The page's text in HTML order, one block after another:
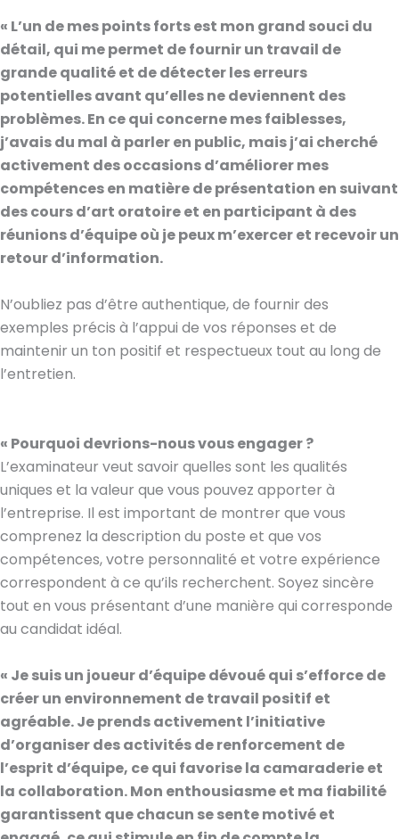
« L’un de mes points forts est mon grand souci du
détail, qui me permet de fournir un travail de
grande qualité et de détecter les erreurs
potentielles avant qu’elles ne deviennent des
problèmes. En ce qui concerne mes faiblesses,
j’avais du mal à parler en public, mais j’ai cherché
activement des occasions d’améliorer mes
compétences en matière de présentation en suivant
des cours d’art oratoire et en participant à des
réunions d’équipe où je peux m’exercer et recevoir un
retour d’information.
N’oubliez pas d’être authentique, de fournir des
exemples précis à l’appui de vos réponses et de
maintenir un ton positif et respectueux tout au long de
l’entretien.
« Pourquoi devrions-nous vous engager ?
L’examinateur veut savoir quelles sont les qualités
uniques et la valeur que vous pouvez apporter à
l’entreprise. Il est important de montrer que vous
comprenez la description du poste et que vos
compétences, votre personnalité et votre expérience
correspondent à ce qu’ils recherchent. Soyez sincère
tout en vous présentant d’une manière qui corresponde
au candidat idéal.
« Je suis un joueur d’équipe dévoué qui s’efforce de
créer un environnement de travail positif et
agréable. Je prends activement l’initiative
d’organiser des activités de renforcement de
l’esprit d’équipe, ce qui favorise la camaraderie et
la collaboration. Mon enthousiasme et ma fiabilité
garantissent que chacun se sente motivé et